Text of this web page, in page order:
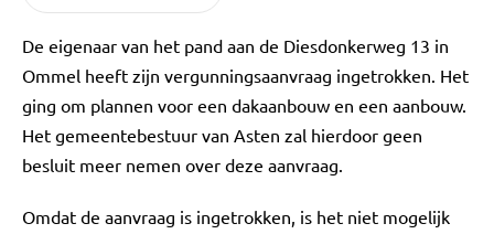
De eigenaar van het pand aan de Diesdonkerweg 13 in
Ommel heeft zijn vergunningsaanvraag ingetrokken. Het
ging om plannen voor een dakaanbouw en een aanbouw.
Het gemeentebestuur van Asten zal hierdoor geen
besluit meer nemen over deze aanvraag.
Omdat de aanvraag is ingetrokken, is het niet mogelijk